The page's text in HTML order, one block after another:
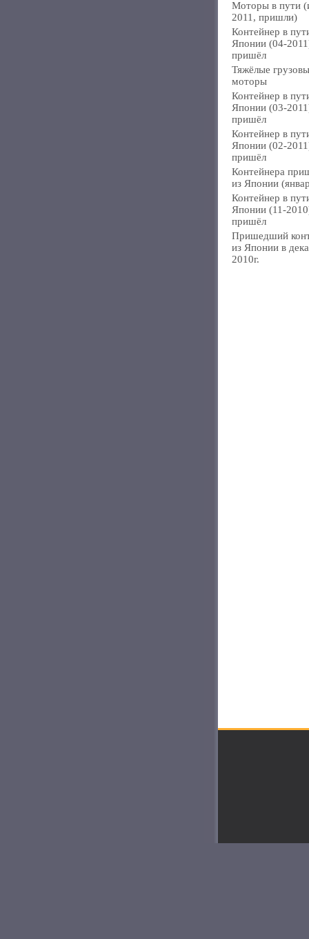
Моторы в пути
2011, пришли)
Контейнер в
Японии (04-
пришёл
Тяжёлые
моторы
Контейнер в
Японии (03-
пришёл
Контейнер в
Японии (02-
пришёл
Контейнера
из Японии
Контейнер в
Японии (11-
пришёл
Пришедший
из Японии в
2010г.